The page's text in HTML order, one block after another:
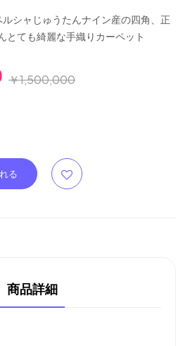
シャじゅうたんナイン産の四角、正
とても綺麗な手織りカーペット
￥1,500,000
商品詳細